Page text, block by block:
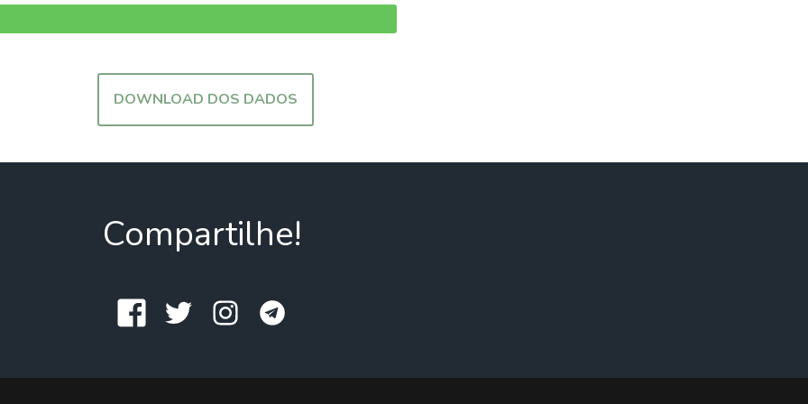
DOWNLOAD DOS DADOS
Compartilhe!